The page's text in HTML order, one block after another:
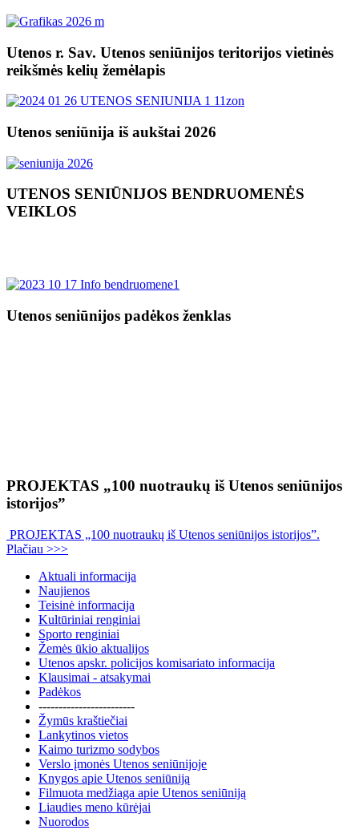
Utenos r. Sav. Utenos seniūnijos teritorijos vietinės
reikšmės kelių žemėlapis
Utenos seniūnija iš aukštai 2026
UTENOS SENIŪNIJOS BENDRUOMENĖS
VEIKLOS
Utenos seniūnijos padėkos ženklas
PROJEKTAS „100 nuotraukų iš Utenos seniūnijos
istorijos”
PROJEKTAS „100 nuotraukų iš Utenos seniūnijos istorijos”.
Plačiau >>>
Aktuali informacija
Naujienos
Teisinė informacija
Kultūriniai renginiai
Sporto renginiai
Žemės ūkio aktualijos
Utenos apskr. policijos komisariato informacija
Klausimai - atsakymai
Padėkos
------------------------
Žymūs kraštiečiai
Lankytinos vietos
Kaimo turizmo sodybos
Verslo įmonės Utenos seniūnijoje
Knygos apie Utenos seniūniją
Filmuota medžiaga apie Utenos seniūniją
Liaudies meno kūrėjai
Nuorodos